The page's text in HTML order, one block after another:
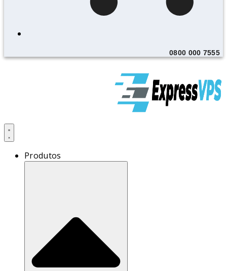
0800 000 7555
Produtos